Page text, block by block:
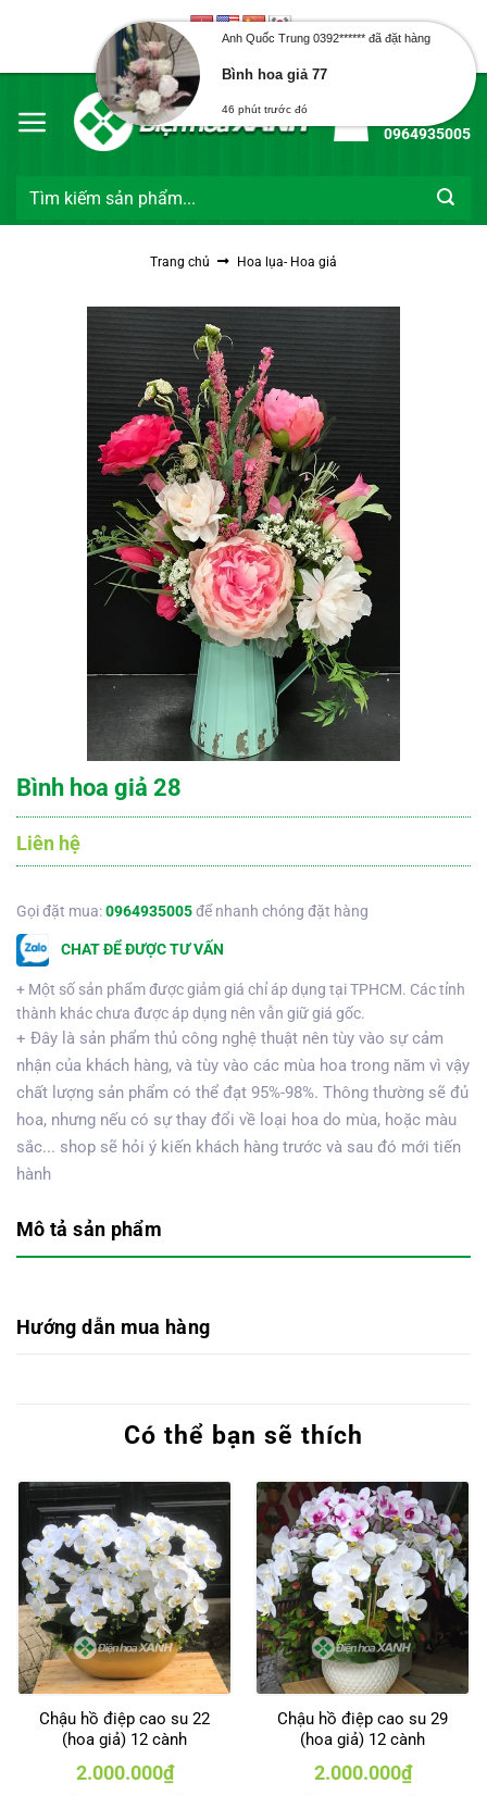
Chào mừng bạn đến với Điện Hoa Xanh
0964935005
Tìm
Trang chủ Hoa lụa- Hoa giả
Bình hoa giả 28
Liên hệ
Gọi đặt mua:0964935005để nhanh chóng đặt hàng
CHAT ĐỂ ĐƯỢC TƯ VẤN
+ Một số sản phẩm được giảm giá chỉ áp dụng tại TPHCM. Các tỉnh
thành khác chưa được áp dụng nên vẫn giữ giá gốc.
+ Đây là sản phẩm thủ công nghệ thuật nên tùy vào sự cảm
nhận của khách hàng, và tùy vào các mùa hoa trong năm vì vậy
chất lượng sản phẩm có thể đạt 95%-98%. Thông thường sẽ đủ
hoa, nhưng nếu có sự thay đổi về loại hoa do mùa, hoặc màu
sắc... shop sẽ hỏi ý kiến khách hàng trước và sau đó mới tiến
hành
Mô tả sản phẩm
Hướng dẫn mua hàng
Có thể bạn sẽ thích
Chậu hồ điệp cao su 22
(hoa giả) 12 cành
2.000.000₫
Chậu hồ điệp cao su 29
(hoa giả) 12 cành
2.000.000₫
Anh Quốc Trung 0392****** đã đặt hàng
Bình hoa giả 77
46 phút trước đó